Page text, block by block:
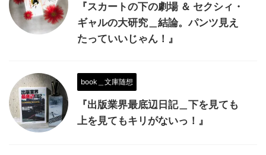
『スカートの下の劇場 ＆ セクシィ・
ギャルの大研究＿結論。パンツ見え
たっていいじゃん！』
book＿文庫随想
『出版業界最底辺日記＿下を見ても
上を見てもキリがないっ！』